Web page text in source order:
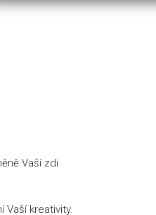
Vaší zdi
Vaší kreativity.